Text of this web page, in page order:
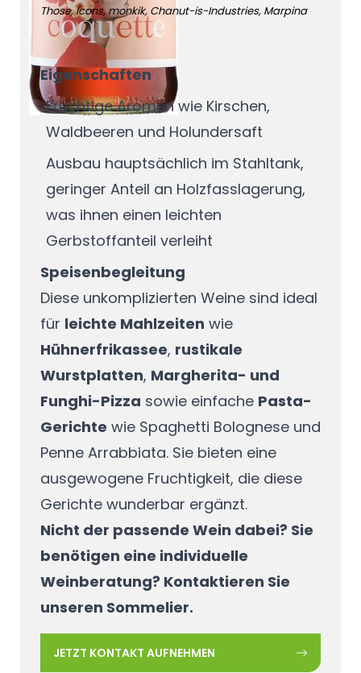
Leichte Rotweine
Eigenschaften
Fruchtige Aromen wie Kirschen,
Waldbeeren und Holundersaft
Ausbau hauptsächlich im Stahltank,
geringer Anteil an Holzfasslagerung,
was ihnen einen leichten
Gerbstoffanteil verleiht
Speisenbegleitung
Diese unkomplizierten Weine sind ideal
für leichte Mahlzeiten wie
Hühnerfrikassee, rustikale
Wurstplatten, Margherita- und
Funghi-Pizza sowie einfache Pasta-
Gerichte wie Spaghetti Bolognese und
Penne Arrabbiata. Sie bieten eine
ausgewogene Fruchtigkeit, die diese
Gerichte wunderbar ergänzt.
Nicht der passende Wein dabei? Sie
benötigen eine individuelle
Weinberatung? Kontaktieren Sie
unseren Sommelier.
JETZT KONTAKT AUFNEHMEN
Those, Icons, monkik, Chanut-is-Industries, Marpina